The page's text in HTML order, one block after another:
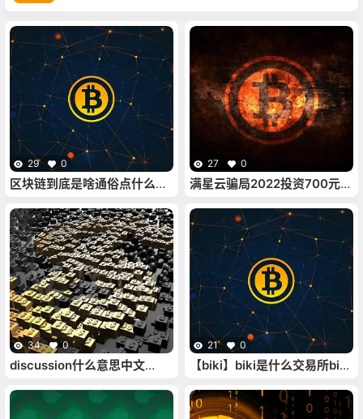
29 0
区块链到底是啥通俗点什么意
27 0
满星云骗局2022投资700元
34 0
discussion什么意思中文
文）
21 0
【biki】biki是什么交易所biki